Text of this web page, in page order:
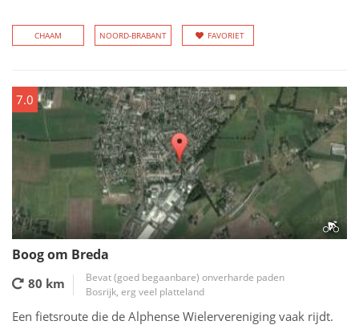
CHAAM NOORD-BRABANT FAVORIET
7.0
Boog om Breda
80 km
Bevat (goed begaanbare) onverharde paden
Bosrijk, erg veel platteland
Een fietsroute die de Alphense Wielervereniging vaak rijdt.